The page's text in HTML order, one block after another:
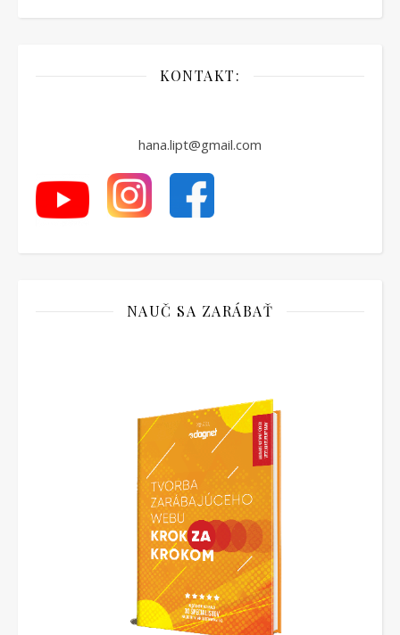
KONTAKT:
hana.lipt@gmail.com
NAUČ SA ZARÁBAŤ